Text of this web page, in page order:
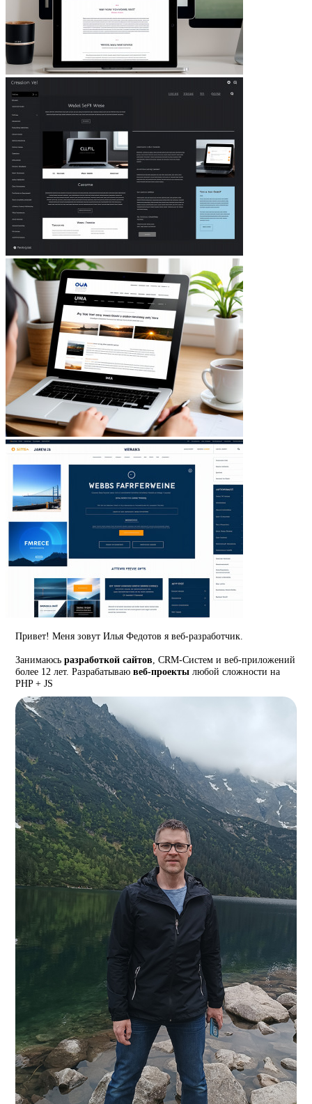
Привет! Меня зовут Илья Федотов я веб-разработчик.
Занимаюсьразработкой сайтов , CRM-Систем и веб-приложений
более 12 лет. Разрабатываювеб-проекты любой сложности на
PHP + JS